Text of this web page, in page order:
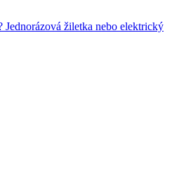
Jednorázová žiletka nebo elektrický